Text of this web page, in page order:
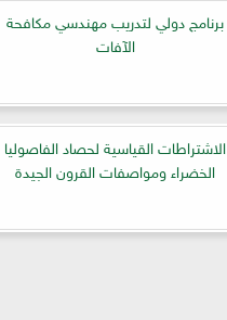
برنامج دولي لتدريب مهندسي مكافحة
الآفات
الاشتراطات القياسية لحصاد الفاصوليا
الخضراء ومواصفات القرون الجيدة